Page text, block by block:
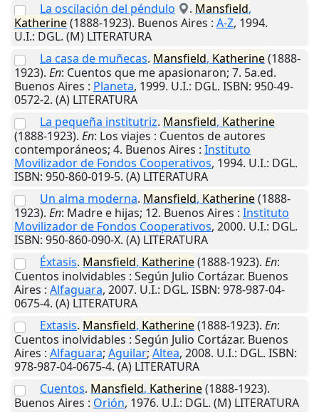
La oscilación del péndulo
. Mansfield,
Katherine(1888-1923). Buenos Aires : A-Z, 1994.
U.I.: DGL. (M) LITERATURA
La casa de muñecas. Mansfield, Katherine(1888-
1923). En: Cuentos que me apasionaron; 7. 5a.ed.
Buenos Aires : Planeta, 1999. U.I.: DGL. ISBN: 950-49-
0572-2. (A) LITERATURA
La pequeña institutriz. Mansfield, Katherine
(1888-1923). En: Los viajes : Cuentos de autores
contemporáneos; 4. Buenos Aires : Instituto
Movilizador de Fondos Cooperativos, 1994. U.I.: DGL.
ISBN: 950-860-019-5. (A) LITERATURA
Un alma moderna. Mansfield, Katherine(1888-
1923). En: Madre e hijas; 12. Buenos Aires : Instituto
Movilizador de Fondos Cooperativos, 2000. U.I.: DGL.
ISBN: 950-860-090-X. (A) LITERATURA
Éxtasis. Mansfield, Katherine(1888-1923). En:
Cuentos inolvidables : Según Julio Cortázar. Buenos
Aires : Alfaguara, 2007. U.I.: DGL. ISBN: 978-987-04-
0675-4. (A) LITERATURA
Extasis. Mansfield, Katherine(1888-1923). En:
Cuentos inolvidables : Según Julio Cortázar. Buenos
Aires : Alfaguara; Aguilar; Altea, 2008. U.I.: DGL. ISBN:
978-987-04-0675-4. (A) LITERATURA
Cuentos. Mansfield, Katherine(1888-1923).
Buenos Aires : Orión, 1976. U.I.: DGL. (M) LITERATURA